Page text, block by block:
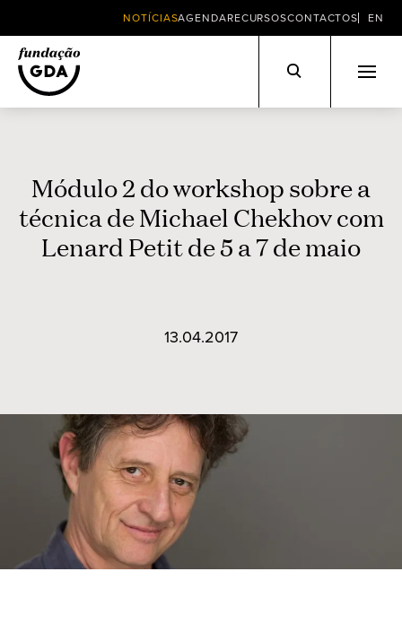
NOTÍCIASAGENDARECURSOSCONTACTOS EN
Módulo 2 do workshop sobre a
técnica de Michael Chekhov com
Lenard Petit de 5 a 7 de maio
13.04.2017